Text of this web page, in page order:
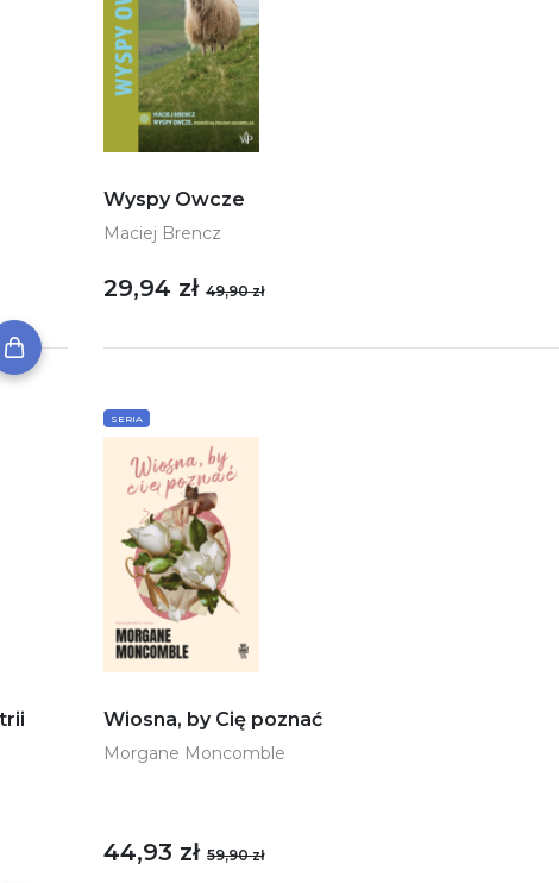
Wyspy Owcze
Maciej Brencz
29,94 zł 49,90 zł
SERIA
Wiosna, by Cię poznać
Morgane Moncomble
44,93 zł 59,90 zł